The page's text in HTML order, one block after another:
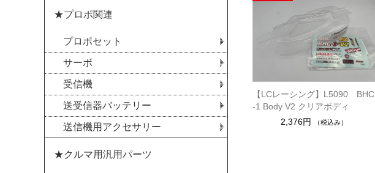
【LCレーシング】L5090 BHC
-1 Body V2 クリアボディ
2,376円
（税込み）
★プロポ関連
プロポセット
サーボ
受信機
送受信器バッテリー
送信機用アクセサリー
★クルマ用汎用パーツ